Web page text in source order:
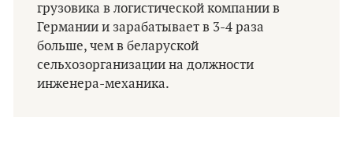
грузовика в логистической компании в
Германии и зарабатывает в 3-4 раза
больше, чем в беларуской
сельхозорганизации на должности
инженера-механика.